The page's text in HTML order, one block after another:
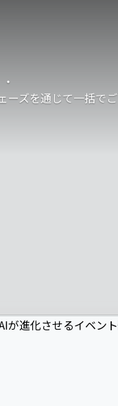
ーズを通じて一括でご